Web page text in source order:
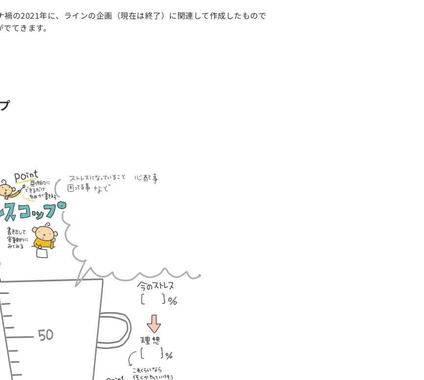
の2021年に、ラインの企画（現在は終了）に関連して作成したもので
てきます。